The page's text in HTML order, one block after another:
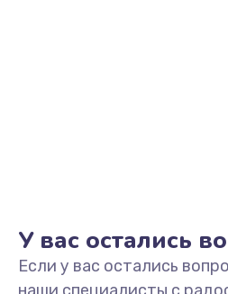
У вас остались
Если у вас остались
наши специалисты с